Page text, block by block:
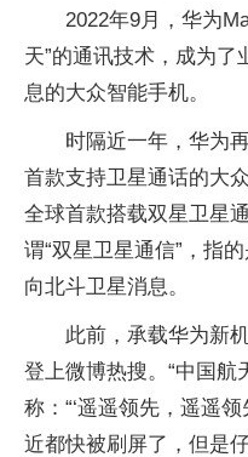
2022年9月，华为
天”的通讯技术，成为
息的大众智能手机。
时隔近一年，华为
首款支持卫星通话的大
全球首款搭载双星卫星
谓“双星卫星通信”，指
向北斗卫星消息。
此前，承载华为新
登上微博热搜。“中国航
称：“‘遥遥领先，遥遥
近都快被刷屏了，但是